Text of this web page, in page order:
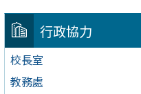
行政協力
校長室
教務處